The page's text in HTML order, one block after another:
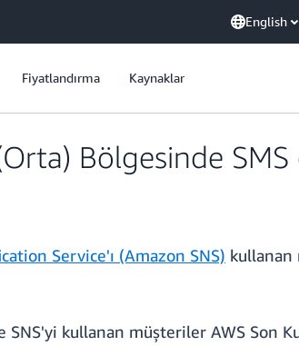
English
Fiyatlandırma Kaynaklar
Bölgesinde
Service'ı (Amazon SNS) kullanan
kullanan müşteriler AWS Son